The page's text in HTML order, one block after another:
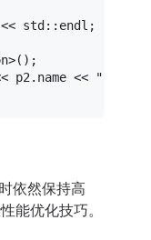
std::endl;
p2. name <<
",
依然保持高
能优化技巧。